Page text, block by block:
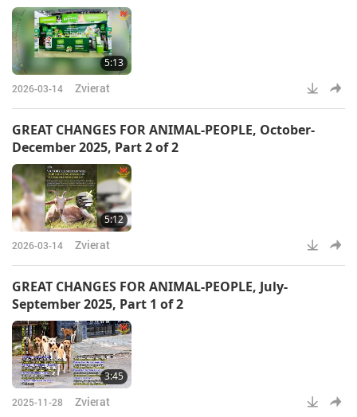
5:13
2026-03-14 Zvierat
GREAT CHANGES FOR ANIMAL-PEOPLE, October-
December 2025, Part 2 of 2
5:12
2026-03-14 Zvierat
GREAT CHANGES FOR ANIMAL-PEOPLE, July-
September 2025, Part 1 of 2
3:45
2025-11-28 Zvierat